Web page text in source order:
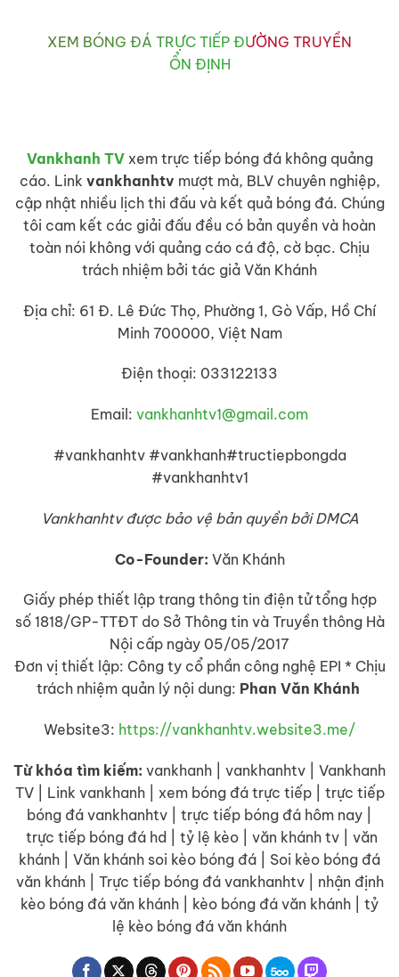
XEM BÓNG ĐÁ TRỰC TIẾP ĐƯỜNG TRUYỀN
ỔN ĐỊNH
Vankhanh TVxem trực tiếp bóng đá không quảng
cáo. Link vankhanhtv mượt mà, BLV chuyên nghiệp,
cập nhật nhiều lịch thi đấu và kết quả bóng đá. Chúng
tôi cam kết các giải đấu đều có bản quyền và hoàn
toàn nói không với quảng cáo cá độ, cờ bạc. Chịu
trách nhiệm bởi tác giả Văn Khánh
Địa chỉ: 61 Đ. Lê Đức Thọ, Phường 1, Gò Vấp, Hồ Chí
Minh 700000, Việt Nam
Điện thoại: 033122133
Email: vankhanhtv1@gmail.com
#vankhanhtv #vankhanh#tructiepbongda
#vankhanhtv1
Vankhanhtv được bảo vệ bản quyền bởi DMCA
Co-Founder: Văn Khánh
Giấy phép thiết lập trang thông tin điện tử tổng hợp
số 1818/GP-TTĐT do Sở Thông tin và Truyền thông Hà
Nội cấp ngày 05/05/2017
Đơn vị thiết lập: Công ty cổ phần công nghệ EPI * Chịu
trách nhiệm quản lý nội dung: Phan Văn Khánh
Website3: https://vankhanhtv.website3.me/
Từ khóa tìm kiếm: vankhanh | vankhanhtv | Vankhanh
TV | Link vankhanh | xem bóng đá trực tiếp | trực tiếp
bóng đá vankhanhtv | trực tiếp bóng đá hôm nay |
trực tiếp bóng đá hd | tỷ lệ kèo | văn khánh tv | văn
khánh | Văn khánh soi kèo bóng đá | Soi kèo bóng đá
văn khánh | Trực tiếp bóng đá vankhanhtv | nhận định
kèo bóng đá văn khánh | kèo bóng đá văn khánh | tỷ
lệ kèo bóng đá văn khánh